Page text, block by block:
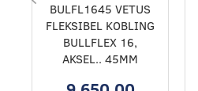
BULFL1645 VETUS
FLEKSIBEL KOBLING
BULLFLEX 16,
AKSEL.. 45MM